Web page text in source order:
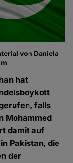
von Daniela
hat
falls
Mohammed
damit auf
Pakistan, die
der